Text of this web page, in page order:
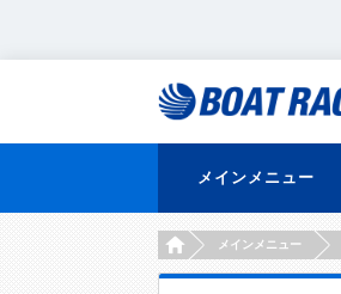
メインメニュー
HOMEメインメニュー